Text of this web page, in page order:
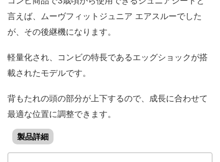
言えば、ムーヴフィットジュニア エアスルーでした
が、その後継機になります。
軽量化され、コンビの特長であるエッグショックが搭
載されたモデルです。
背もたれの頭の部分が上下するので、成長に合わせて
最適な位置に調整できます。
製品詳細